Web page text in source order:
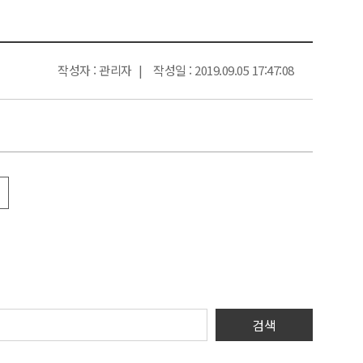
작성자 : 관리자 작성일 : 2019.09.05 17:47:08